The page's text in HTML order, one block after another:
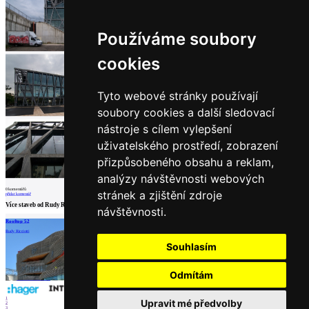
Používáme soubory
cookies
Tyto webové stránky používají
soubory cookies a další sledovací
nástroje s cílem vylepšení
uživatelského prostředí, zobrazení
přizpůsobeného obsahu a reklam,
analýzy návštěvnosti webových
stránek a zjištění zdroje
návštěvnosti.
Souhlasím
Odmítám
Upravit mé předvolby
0komentářů
přidat komentář
Více staveb odRudy Ricciotti
Rooftop 52
Rudy Ricciotti
1
2
3
architektů
Katalog
dodavatelů
Vložit
inzerát
do
burzy
práce
Newsletter
Přihlaste se k odběru našeho pravidelného
týdenního newsletteru:
Fill in „nospam“
© Archiweb, s.r.o. 1997-2026
ISSN: 1801-3902